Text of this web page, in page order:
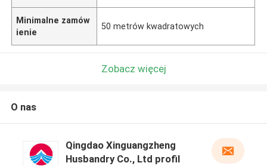
Minimalne zamów
ienie
50 metrów kwadratowych
Zobacz więcej
O nas
Qingdao Xinguangzheng
Husbandry Co., Ltd profil